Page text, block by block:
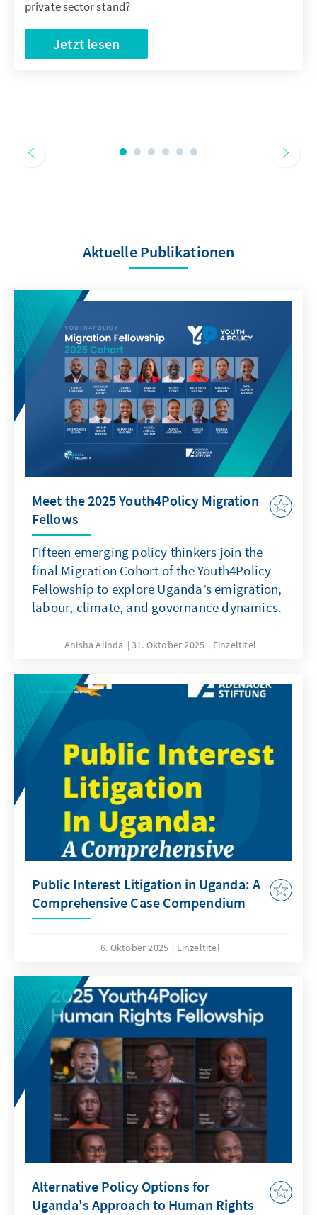
private sector stand?
Jetzt lesen
Aktuelle Publikationen
Meet the 2025 Youth4Policy Migration
Fellows
Fifteen emerging policy thinkers join the
final Migration Cohort of the Youth4Policy
Fellowship to explore Uganda’s emigration,
labour, climate, and governance dynamics.
Anisha Alinda 31. Oktober 2025 Einzeltitel
Public Interest Litigation in Uganda: A
Comprehensive Case Compendium
6. Oktober 2025 Einzeltitel
Alternative Policy Options for
Uganda's Approach to Human Rights